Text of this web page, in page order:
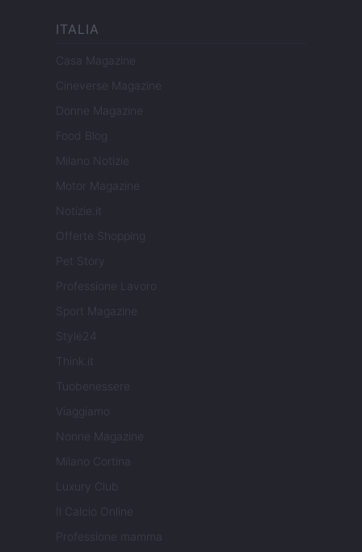
ITALIA
Casa Magazine
Cineverse Magazine
Donne Magazine
Food Blog
Milano Notizie
Motor Magazine
Notizie.it
Offerte Shopping
Pet Story
Professione Lavoro
Sport Magazine
Style24
Think.it
Tuobenessere
Viaggiamo
Nonne Magazine
Milano Cortina
Luxury Club
Il Calcio Online
Professione mamma